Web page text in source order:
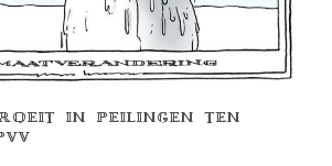
IN PEILINGEN TEN